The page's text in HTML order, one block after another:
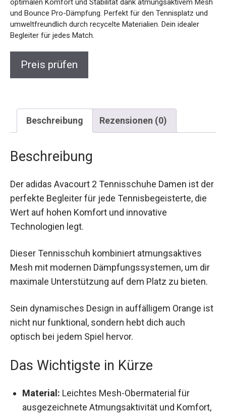
Mesh und Bounce Pro-Dämpfung. Perfekt für den
Tennisplatz und umweltfreundlich durch recycelte
Materialien. Dein idealer Begleiter für jedes Match.
Beschreibung Rezensionen (0)
Beschreibung
der perfekte Begleiter für jede Tennisbegeisterte,
die Wert auf hohen Komfort und innovative
Technologien legt.
Mesh mit modernen Dämpfungssystemen, um
dir maximale Unterstützung auf dem Platz zu
bieten.
Sein dynamisches Design in auffälligem Orange
ist nicht nur funktional, sondern hebt dich auch
optisch bei jedem Spiel hervor.
Das Wichtigste in Kürze
Material: Leichtes Mesh-Obermaterial für
ausgezeichnete Atmungsaktivität und